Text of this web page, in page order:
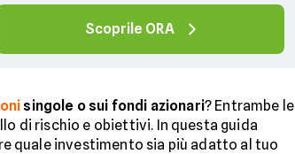
Scoprile ORA
singole o sui fondi azionari? Entrambe le
di rischio e obiettivi. In questa guida
quale investimento sia più adatto al tuo